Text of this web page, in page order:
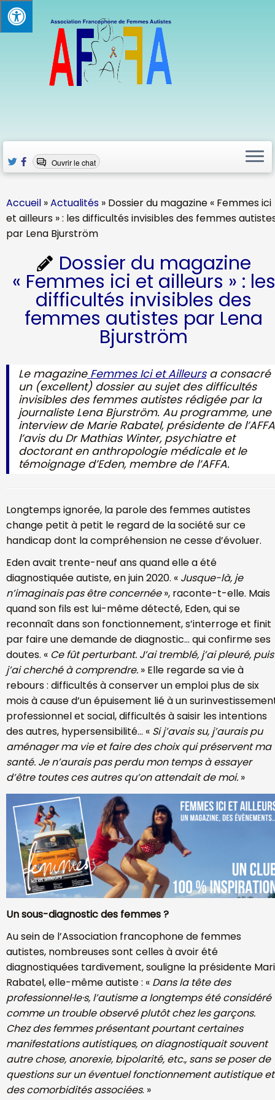
Passer
au
Ouvrir le chat
Accueil »Actualités » Dossier du magazine « Femmes ici
et ailleurs » : les difficultés invisibles des femmes
par Lena Bjurström
Dossier du magazine
« Femmes ici et ailleurs » : les
difficultés invisibles des
femmes autistes par Lena
Bjurström
Le magazineFemmes Ici et Ailleursa consacré
un (excellent) dossier au sujet des difficultés
invisibles des femmes autistes rédigée par la
journaliste Lena Bjurström. Au programme, une
interview de Marie Rabatel, présidente de
l’avis du Dr Mathias Winter, psychiatre et
doctorant en anthropologie médicale et le
témoignage d’Eden, membre de l’AFFA.
Longtemps ignorée, la parole des femmes autistes
change petit à petit le regard de la société sur ce
handicap dont la compréhension ne cesse d’évoluer.
Eden avait trente-neuf ans quand elle a été
diagnostiquée autiste, en juin 2020. « Jusque-là, je
n’imaginais pas être concernée», raconte-t-elle. Mais
quand son fils est lui-même détecté, Eden, qui se
reconnaît dans son fonctionnement, s’interroge et finit
par faire une demande de diagnostic… qui confirme ses
doutes. « Ce fût perturbant. J’ai tremblé, j’ai pleuré, puis
j’ai cherché à comprendre. » Elle regarde sa vie à
rebours : difficultés à conserver un emploi plus de six
mois à cause d’un épuisement lié à un
professionnel et social, difficultés à saisir les intentions
des autres, hypersensibilité… « Si j’avais su, j’aurais pu
aménager ma vie et faire des choix qui préservent ma
santé. Je n’aurais pas perdu mon temps à essayer
d’être toutes ces autres qu’on attendait de moi. »
Un sous-diagnostic des femmes ?
Au sein de l’Association francophone de femmes
autistes, nombreuses sont celles à avoir été
diagnostiquées tardivement, souligne la présidente
Rabatel, elle-même autiste : « Dans la tête des
professionnel·le·s, l’autisme a longtemps été considéré
comme un trouble observé plutôt chez les garçons.
Chez des femmes présentant pourtant certaines
manifestations autistiques, on diagnostiquait souvent
autre chose, anorexie, bipolarité, etc., sans se poser de
questions sur un éventuel fonctionnement autistique et
des comorbidités associées. »